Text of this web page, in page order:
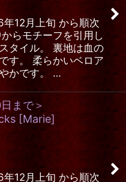
12月上旬 から順次
らモチーフを引用し
タイル。 裏地は血の
す。 柔らかいベロア
かです。 …
まで＞
[Marie]
12月上旬 から順次